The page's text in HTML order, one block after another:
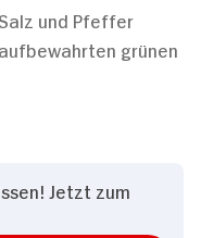
und Pfeffer
grünen
Jetzt zum